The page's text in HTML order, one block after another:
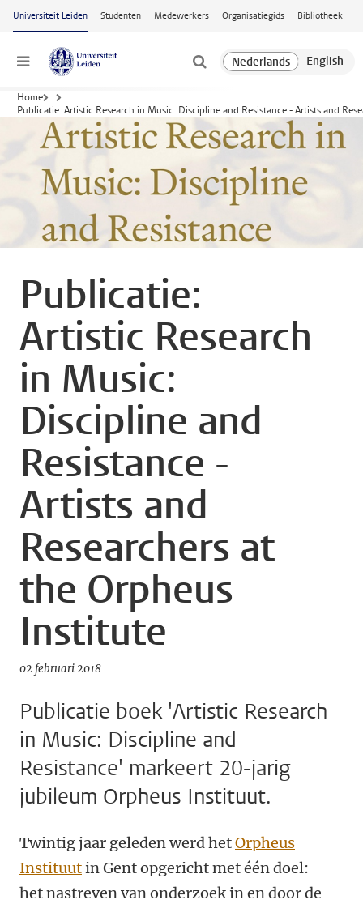
Ga naar hoofdinhoud
Universiteit Leiden Studenten Medewerkers Organisatiegids Bibliotheek
Menu
Home ...
Publicatie: Artistic Research in Music: Discipline and Resistance - Artists and
Publicatie:
Artistic Research
in Music:
Discipline and
Resistance -
Artists and
Researchers at
the Orpheus
Institute
02 februari 2018
Publicatie boek 'Artistic Research
in Music: Discipline and
Resistance' markeert 20-jarig
jubileum Orpheus Instituut.
Twintig jaar geleden werd hetOrpheus
Instituutin Gent opgericht met één doel:
het nastreven van onderzoek in en door de